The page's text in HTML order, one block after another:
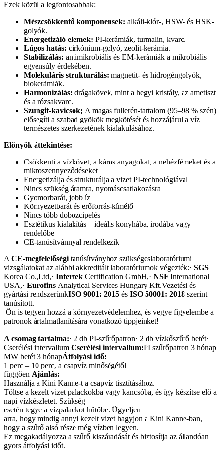
Ezek közül a legfontosabbak:
Mészcsökkentő komponensek: alkáli-klór-, HSW- és HSK-
golyók.
Energetizáló elemek: PI-kerámiák, turmalin, kvarc.
Lúgos hatás: cirkónium-golyó, zeolit-kerámia.
Stabilizálás: antimikrobiális és EM-kerámiák a mikrobiális
egyensúly érdekében.
Molekuláris strukturálás: magnetit- és hidrogéngolyók,
biokerámiák.
Harmonizálás: drágakövek, mint a hegyi kristály, az ametiszt
és a rózsakvarc.
Szungit-kavicsok; A magas fullerén-tartalom (95–98 % szén)
elősegíti a szabad gyökök megkötését és hozzájárul a víz
természetes szerkezetének kialakulásához.
Előnyök áttekintése:
Csökkenti a vízkövet, a káros anyagokat, a nehézfémeket és a
mikroszennyeződéseket
Energetizálja és strukturálja a vizet PI-technológiával
Nincs szükség áramra, nyomáscsatlakozásra
Gyomorbarát, jobb íz
Környezetbarát és erőforrás-kímélő
Nincs több dobozcipelés
Esztétikus kialakítás – ideális konyhába, irodába vagy
rendelőbe
CE-tanúsítvánnyal rendelkezik
A CE-megfelelőségi tanúsítványhoz szükségeslaboratóriumi
vizsgálatokat az alábbi akkreditált laboratóriumok végezték:· SGS
Korea Co.,Ltd,· Intertek Certification GmbH,· NSF International
USA,· Eurofins Analytical Services Hungary Kft.Vezetési és
gyártási rendszerünkISO 9001: 2015 és ISO 50001: 2018 szerint
tanúsított.
Ön is tegyen hozzá a környezetvédelemhez, és vegye figyelembe a
patronok ártalmatlanítására vonatkozó tippjeinket!
A csomag tartalma:· 2 db PI-szűrőpatron· 2 db vízkőszűrő betét·
Cserélési intervallum Cserélési intervallum:PI szűrőpatron 3 hónap
MW betét 3 hónapÁtfolyási idő:
1 perc – 10 perc, a csapvíz minőségétől
függően Ajánlás:
Használja a Kini Kanne-t a csapvíz tisztításához.
Töltse a kezelt vizet palackokba vagy kancsóba, és így készítse elő a
napi vízkészletet. Szükség
esetén tegye a vízpalackot hűtőbe. Ügyeljen
arra, hogy mindig annyi kezelt vizet hagyjon a Kini Kanne-ban,
hogy a szűrő alsó része még vízben legyen.
Ez megakadályozza a szűrő kiszáradását és biztosítja az állandóan
gyors átfolyási időt.